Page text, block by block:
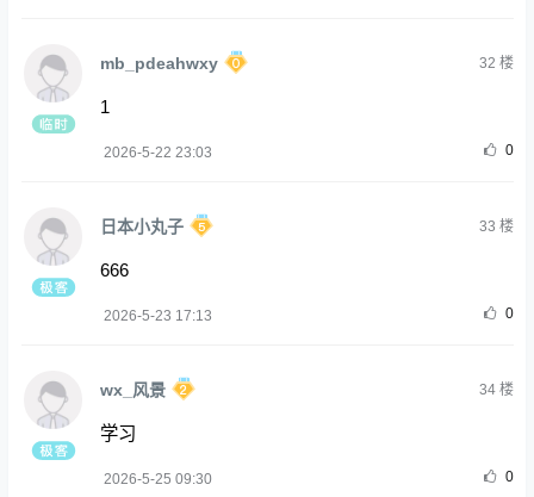
mb_pdeahwxy 32 楼
1
2026-5-22 23:03 0
日本小丸子 33 楼
666
2026-5-23 17:13 0
wx_风景 34楼
学习
2026-5-25 09:30 0